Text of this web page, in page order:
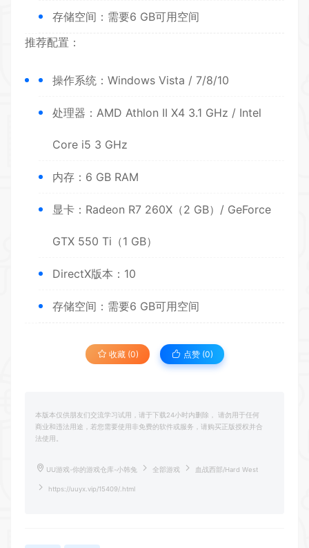
存储空间：需要6 GB可用空间
推荐配置：
操作系统：Windows Vista / 7/8/10
处理器：AMD Athlon II X4 3.1 GHz / Intel
Core i5 3 GHz
内存：6 GB RAM
显卡：Radeon R7 260X（2 GB）/ GeForce
GTX 550 Ti（1 GB）
DirectX版本：10
存储空间：需要6 GB可用空间
收藏 (0) 点赞 (0)
本版本仅供朋友们交流学习试用，请于下载24小时内删除， 请勿用于任何
商业和违法用途，若您需要使用非免费的软件或服务，请购买正版授权并合
法使用。
UU游戏-你的游戏仓库-小韩兔 全部游戏 血战西部/Hard West
https://uuyx.vip/15409/.html